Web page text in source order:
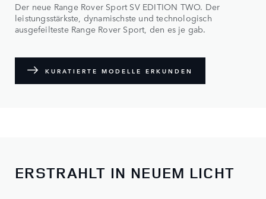
Der neue Range Rover Sport SV EDITION TWO. Der
leistungsstärkste, dynamischste und technologisch
ausgefeilteste Range Rover Sport, den es je gab.
KURATIERTE MODELLE ERKUNDEN
ERSTRAHLT IN NEUEM LICHT